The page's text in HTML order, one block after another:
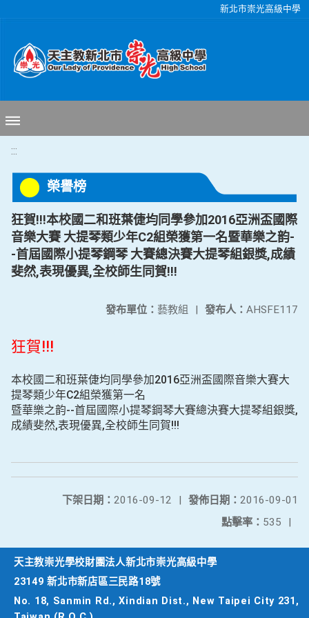
新北市崇光高級中學
:::
榮譽榜
狂賀!!!本校國二和班葉倢均同學參加2016亞洲盃國際
音樂大賽 大提琴類少年C2組榮獲第一名暨華樂之韵-
-首屆國際小提琴鋼琴 大賽總決賽大提琴組銀獎,成績
斐然,表現優異,全校師生同賀!!!
發布人： AHSFE117
發布單位： 藝教組 |
狂賀!!!
本校國二和班葉倢均同學參加2016亞洲盃國際音樂大賽大
提琴類少年C2組榮獲第一名
暨華樂之韵--首屆國際小提琴鋼琴大賽總決賽大提琴組銀獎,
成績斐然,表現優異,全校師生同賀!!!
發佈日期： 2016-09-01
下架日期： 2016-09-12
點擊率： 535
天主教崇光學校財團法人新北市崇光高級中學
23149 新北市新店區三民路18號
No. 18, Sanmin Rd., Xindian Dist., New Taipei City 231,